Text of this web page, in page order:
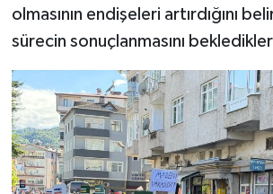
olmasının endişeleri artırdığını
sürecin sonuçlanmasını